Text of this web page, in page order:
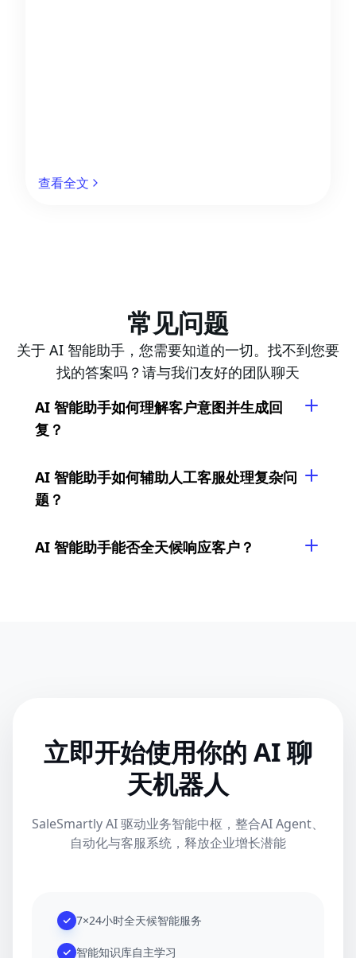
查看全文
常见问题
关于 AI 智能助手，您需要知道的一切。找不到您要
找的答案吗？请与我们友好的团队聊天
AI 智能助手如何理解客户意图并生成回
复？
AI 智能助手如何辅助人工客服处理复杂问
题？
AI 智能助手能否全天候响应客户？
立即开始使用你的 AI 聊
天机器人
SaleSmartly AI 驱动业务智能中枢，整合AI Agent、
自动化与客服系统，释放企业增长潜能
7×24小时全天候智能服务
智能知识库自主学习